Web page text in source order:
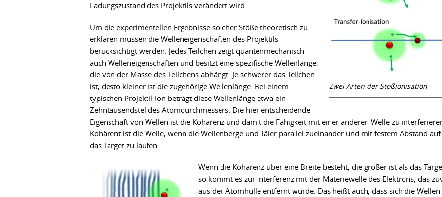
Zwei Arten der Stoßionisation
Ladungszustand des Projektils verändert wird.
Um die experimentellen Ergebnisse solcher Stöße theoretisch zu
erklären müssen die Welleneigenschaften des Projektils
berücksichtigt werden. Jedes Teilchen zeigt quantenmechanisch
auch Welleneigenschaften und besitzt eine spezifische Wellenlänge,
die von der Masse des Teilchens abhängt. Je schwerer das Teilchen
ist, desto kleiner ist die zugehörige Wellenlänge. Bei einem
typischen Projektil-Ion beträgt diese Wellenlänge etwa ein
Zehntausendstel des Atomdurchmessers. Die hier entscheidende
Eigenschaft von Wellen ist die Kohärenz und damit die Fähigkeit mit einer anderen Welle zu
Kohärent ist die Welle, wenn die Wellenberge und Täler parallel zueinander und mit festem Abstand auf
das Target zu laufen.
Wenn die Kohärenz über eine Breite besteht, die größer ist als das
so kommt es zur Interferenz mit der Materiewelle des Elektrons, das
aus der Atomhülle entfernt wurde. Das heißt auch, dass sich die Wellen